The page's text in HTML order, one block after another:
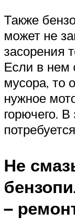
Также
может не
засорения
Если в нем
мусора, то
нужное
горючего.
Не
–